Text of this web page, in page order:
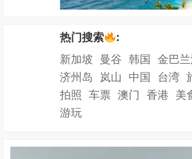
热门搜索
:
新加坡 曼谷 韩国 金巴
济州岛 岚山 中国 台湾
拍照 车票 澳门 香港 美
游玩